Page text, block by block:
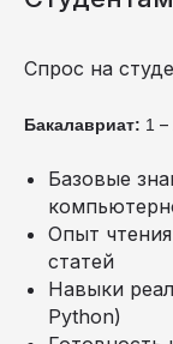
Спрос на
Бакалавриат: 1 –
Базовые
Опыт
статей
Навыки
Python)